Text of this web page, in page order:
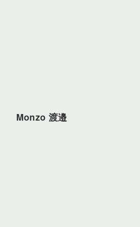
Monzo 渡邉